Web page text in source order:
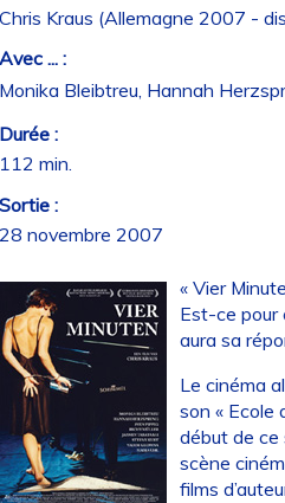
Kraus (Allemagne 2007 -
... :
Bleibtreu, Hannah
:
min.
:
novembre 2007
« Vier
Est-ce pour
aura sa
Le cinéma
son « Ecole
début de ce
scène
films